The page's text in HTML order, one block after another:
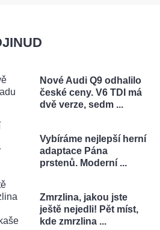
Nové Audi Q9 odhalilo
české ceny. V6 TDI má
dvě verze, sedm ...
Vybíráme nejlepší herní
adaptace Pána
prstenů. Moderní ...
Zmrzlina, jakou jste
ještě nejedli! Pět míst,
kde zmrzlina ...